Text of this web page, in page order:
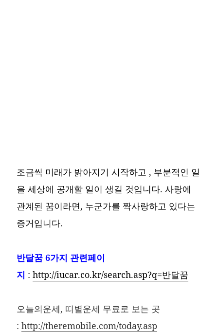
조금씩 미래가 밝아지기 시작하고 , 부분적인 일
을 세상에 공개할 일이 생길 것입니다. 사랑에
관계된 꿈이라면, 누군가를 짝사랑하고 있다는
증거입니다.
반달꿈6가지 관련페이
지 :http://iucar.co.kr/search.asp?q=반달꿈
오늘의운세, 띠별운세 무료로 보는 곳
:http://theremobile.com/today.asp